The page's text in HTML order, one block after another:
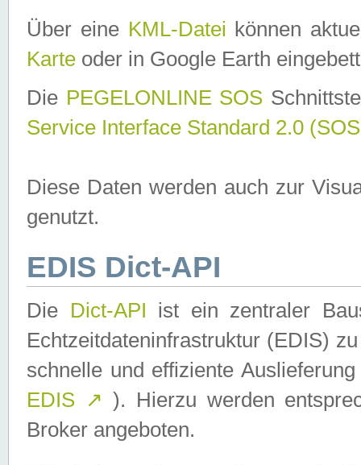
Über eine KML-Datei können
Karte oder in Google Earth
Die PEGELONLINE SOS
Service Interface Standard 2.0
Diese Daten werden auch zur
genutzt.
EDIS Dict-API
Die Dict-API ist ein zentraler
Echtzeitdateninfrastruktur (EDIS)
schnelle und effiziente
EDIS ↗ ). Hierzu werden
Broker angeboten.